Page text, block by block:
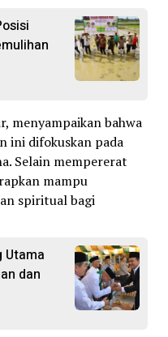
menyampaikan bahwa
ini difokuskan pada
Selain mempererat
mampu
spiritual bagi
Utama
dan